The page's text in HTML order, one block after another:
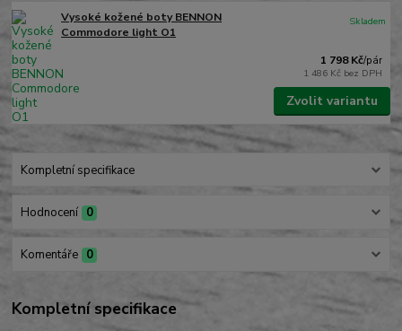
Vysoké kožené boty BENNON
Commodore light O1
1 798 Kč/pár
1 486 Kč bez DPH
Skladem
Zvolit variantu
Kompletní specifikace
Hodnocení 0
Komentáře 0
Kompletní specifikace